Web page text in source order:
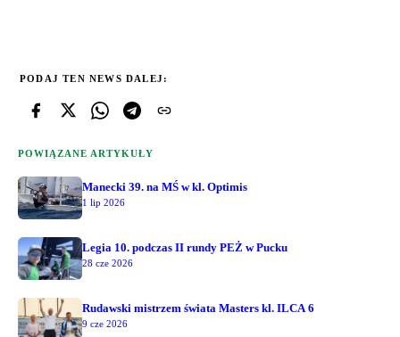
PODAJ TEN NEWS DALEJ:
POWIĄZANE ARTYKUŁY
Manecki 39. na MŚ w kl. Optimis
1 lip 2026
Legia 10. podczas II rundy PEŻ w Pucku
28 cze 2026
Rudawski mistrzem świata Masters kl. ILCA 6
9 cze 2026